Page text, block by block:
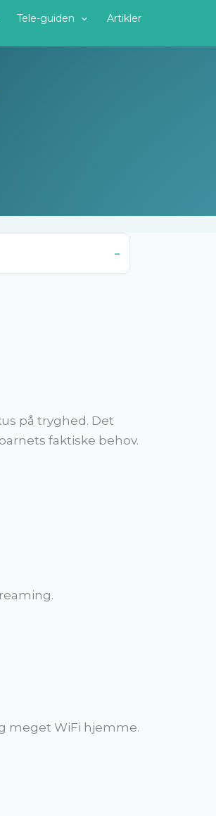
Tele-guiden Artikler
–
på tryghed. Det
faktiske behov.
meget WiFi hjemme.